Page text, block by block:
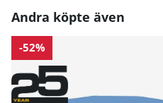
Andra köpte även
-52%